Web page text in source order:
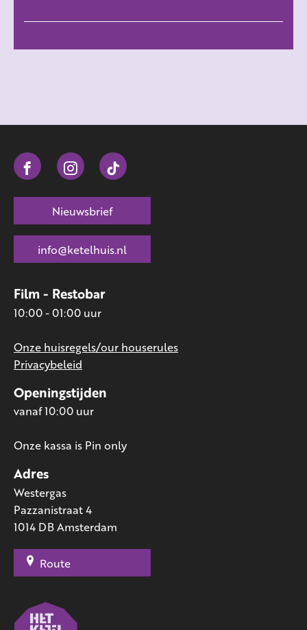
Adres
Westergas
Pazzanistraat 4
1014 DB Amsterdam
Route
Openingstijden
vanaf 10:00 uur
Onze kassa is Pin only
Film - Restobar
10:00 - 01:00 uur
Onze huisregels/our houserules
Privacybeleid
Nieuwsbrief
info@ketelhuis.nl